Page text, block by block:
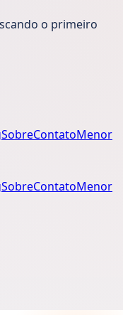
o primeiro
SobreContatoMenor
SobreContatoMenor